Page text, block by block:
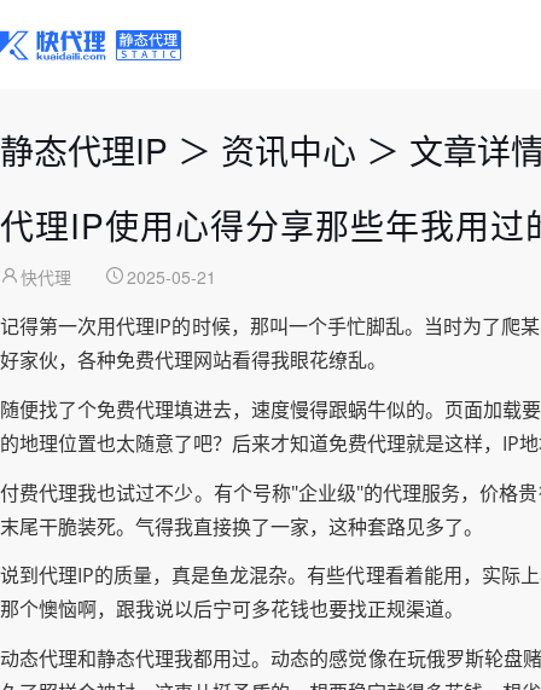
静态代理IP ＞ 资讯中心 ＞ 文章详
代理IP使用心得分享那些年我用过
快代理 2025-05-21
记得第一次用代理IP的时候，那叫一个手忙脚乱。当时为了爬
好家伙，各种免费代理网站看得我眼花缭乱。
随便找了个免费代理填进去，速度慢得跟蜗牛似的。页面加载
的地理位置也太随意了吧？后来才知道免费代理就是这样，IP
付费代理我也试过不少。有个号称"企业级"的代理服务，价格
末尾干脆装死。气得我直接换了一家，这种套路见多了。
说到代理IP的质量，真是鱼龙混杂。有些代理看着能用，实际
那个懊恼啊，跟我说以后宁可多花钱也要找正规渠道。
动态代理和静态代理我都用过。动态的感觉像在玩俄罗斯轮盘